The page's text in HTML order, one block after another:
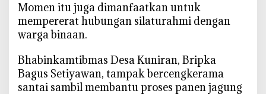
P
a
n
J
a
‎Momen itu juga dimanfaatkan untuk
mempererat hubungan silaturahmi dengan
warga binaan.
‎Bhabinkamtibmas Desa Kuniran, Bripka
Bagus Setiyawan, tampak bercengkerama
santai sambil membantu proses panen jagung